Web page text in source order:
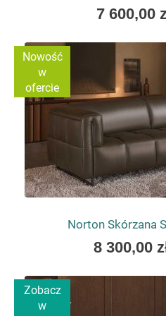
As
as
7 600,00
Nowość
w
ofercie
Norton Skórzana
As
as
8 300,00
Zobacz
w